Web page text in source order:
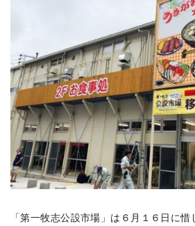
「第一牧志公設市場」は６月１６日に